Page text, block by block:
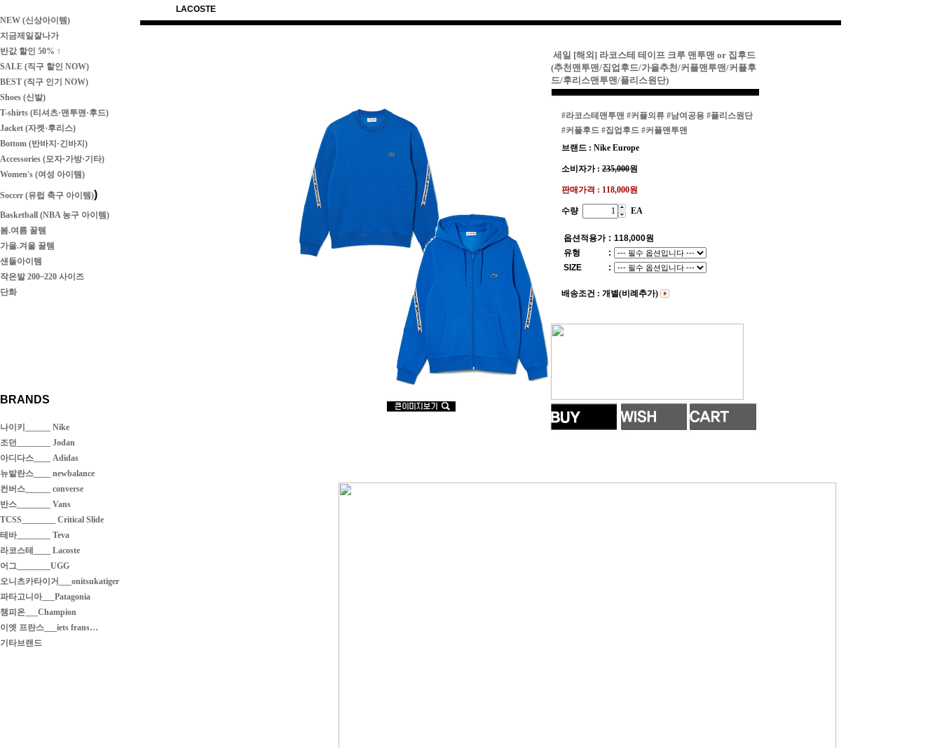
NEW (신상아이템)
지금제일잘나가
반값 할인 50% ↑
SALE (직구 할인 NOW)
BEST (직구 인기 NOW)
Shoes (신발)
T-shirts (티셔츠·맨투맨·후드)
Jacket (자켓·후리스)
Bottom (반바지·긴바지)
Accessories (모자·가방·기타)
Women's (여성 아이템)
Soccer (유럽 축구 아이템))
Basketball (NBA 농구 아이템)
봄.여름 꿀템
가을.겨울 꿀템
샌들아이템
작은발 200~220 사이즈
단화
BRANDS
나이키______ Nike
조던________ Jodan
아디다스____ Adidas
뉴발란스____ newbalance
컨버스______ converse
반스________ Vans
TCSS________ Critical Slide
테바________ Teva
라코스테____ Lacoste
어그________UGG
오니츠카타이거___onitsukatiger
파타고니아___Patagonia
챔피온___Champion
이엣 프란스___iets frans…
기타브랜드
LACOSTE
세일 [해외] 라코스테 테이프 크루 맨투맨 or 집후드
(추천맨투맨/집업후드/가을추천/커플맨투맨/커플후
드/후리스맨투맨/플리스원단)
#라코스테맨투맨 #커플의류 #남여공용 #플리스원단
#커플후드 #집업후드 #커플맨투맨
브랜드 : Nike Europe
소비자가 : 235,000원
판매가격 : 118,000원
수량 EA
옵션적용가 : 118,000원
유형
:
SIZE
:
배송조건 : 개별(비례추가)